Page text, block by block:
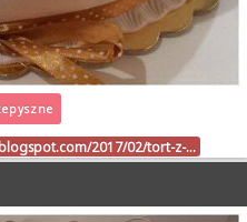
2017/02/tort-z-…